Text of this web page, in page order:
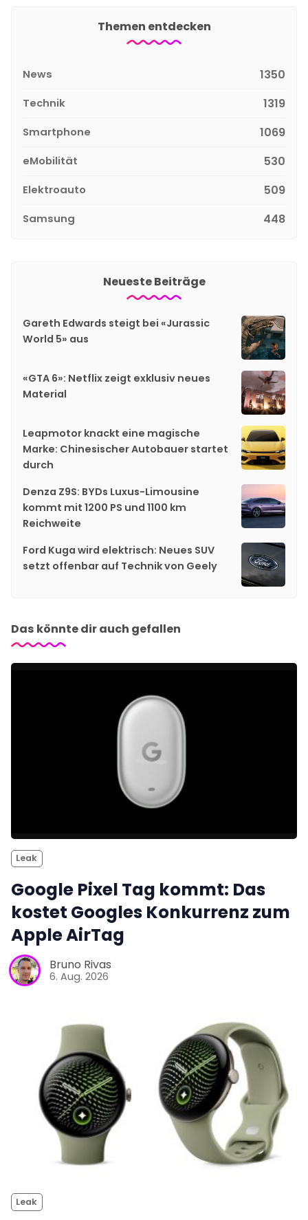
Themen entdecken
News 1350
Technik 1319
Smartphone 1069
eMobilität 530
Elektroauto 509
Samsung 448
Neueste Beiträge
Gareth Edwards steigt bei «Jurassic
World 5» aus
«GTA 6»: Netflix zeigt exklusiv neues
Material
Leapmotor knackt eine magische
Marke: Chinesischer Autobauer startet
durch
Denza Z9S: BYDs Luxus-Limousine
kommt mit 1200 PS und 1100 km
Reichweite
Ford Kuga wird elektrisch: Neues SUV
setzt offenbar auf Technik von Geely
Das könnte dir auch gefallen
Leak
Google Pixel Tag kommt: Das
kostet Googles Konkurrenz zum
Apple AirTag
Bruno Rivas
6. Aug. 2026
Leak